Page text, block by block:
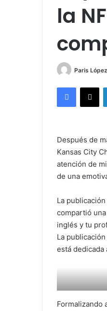
la
Paris López
Facebook
X
Después de
Kansas City
atención de
de una
La
compartió
inglés y tu
La
está dedicada
Formalizando